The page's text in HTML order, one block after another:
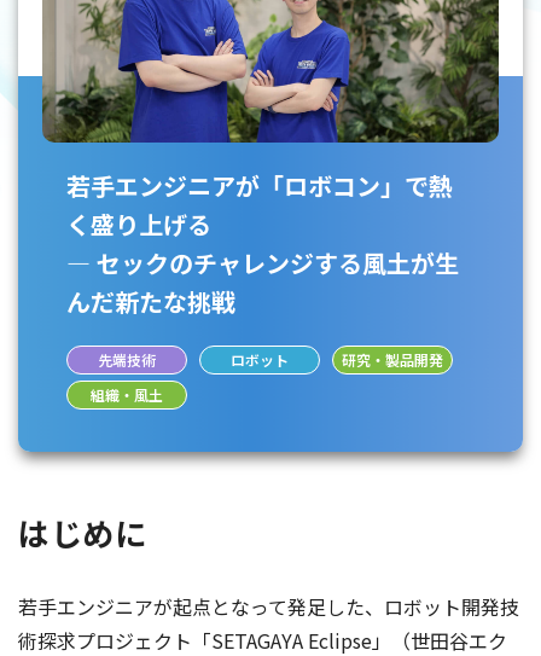
若手エンジニアが「ロボコン」で熱
く盛り上げる
― セックのチャレンジする風土が生
んだ新たな挑戦
先端技術 ロボット
研究・製品開発
組織・風土
はじめに
若手エンジニアが起点となって発足した、ロボット開発技
術探求プロジェクト「SETAGAYA Eclipse」（世田谷エク